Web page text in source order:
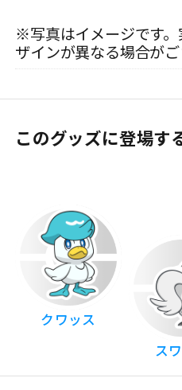
※写真はイメージです
ザインが異なる場合がご
このグッズに登場す
クワッス
ス